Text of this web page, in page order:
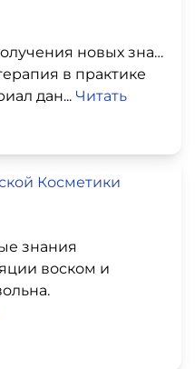
Прекрасное место для получения новых знаний
в практике
дан... Читать
Косметики
знания
воском и